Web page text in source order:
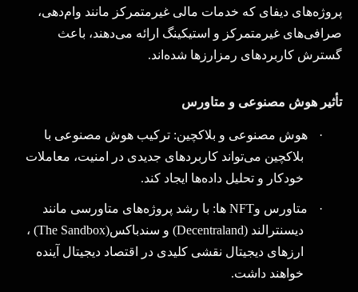
پروژه‌های دیفای که خدمات مالی غیرمتمرکز مانند وام‌دهی،
صرافی‌های غیرمتمرکز و استیکینگ ارائه می‌دهند، باعث
گسترش کاربردهای رمزارزها شده‌اند.
تأثیر هوش مصنوعی و متاورس
· هوش مصنوعی و بلاکچین: ترکیب هوش مصنوعی با
بلاکچین می‌تواند کاربردهای جدیدی در امنیت، معاملات
خودکار و تحلیل داده‌ها ایجاد کند.
· متاورس وNFT‌ ها: با رشد پروژه‌های متاورسی مانند
دیسنترالند (Decentraland) و سندباکس(The Sandbox) ،
ارزهای دیجیتال نقشی کلیدی در اقتصاد دیجیتال آینده
خواهند داشت.